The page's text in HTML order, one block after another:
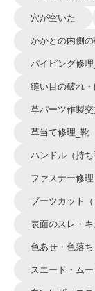
穴が空いた
かかとの内側
パイピング修
縫い目の破れ
革パーツ作製
革当て修理_靴
ハンドル（持
ファスナー修
ブーツカット
表面のスレ・
色あせ・色落ち
スエード・ム